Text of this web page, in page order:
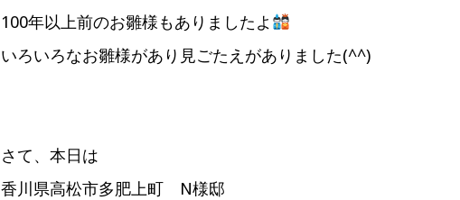
100年以上前のお雛様もありましたよ
いろいろなお雛様があり見ごたえがありました(^^)
さて、本日は
香川県高松市多肥上町 N様邸